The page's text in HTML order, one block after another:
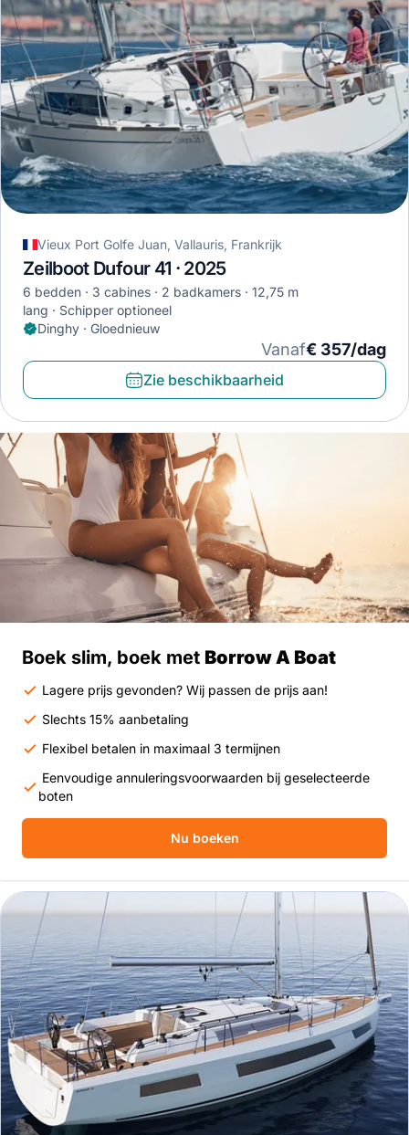
Vieux Port Golfe Juan, Vallauris, Frankrijk
Zeilboot Dufour 41 · 2025
6 bedden 3 cabines 2 badkamers
12,75 m
lang
Schipper optioneel
Dinghy · Gloednieuw
Vanaf€ 357/dag
Zie beschikbaarheid
Boek slim, boek met Borrow A Boat
Lagere prijs gevonden? Wij passen de prijs aan!
Slechts 15% aanbetaling
Flexibel betalen in maximaal 3 termijnen
Eenvoudige annuleringsvoorwaarden bij geselecteerde
boten
Nu boeken